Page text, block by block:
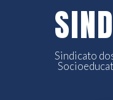
Sindicato